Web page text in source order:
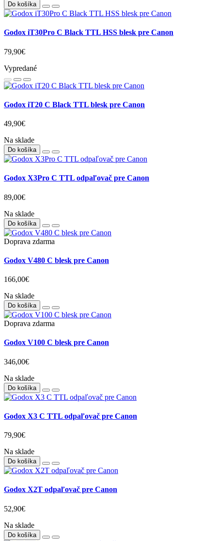
Do košíka
Godox iT30Pro C Black TTL HSS blesk pre Canon
79,90€
Vypredané
Godox iT20 C Black TTL blesk pre Canon
49,90€
Na sklade
Do košíka
Godox X3Pro C TTL odpaľovač pre Canon
89,00€
Na sklade
Do košíka
Doprava zdarma
Godox V480 C blesk pre Canon
166,00€
Na sklade
Do košíka
Doprava zdarma
Godox V100 C blesk pre Canon
346,00€
Na sklade
Do košíka
Godox X3 C TTL odpaľovač pre Canon
79,90€
Na sklade
Do košíka
Godox X2T odpaľovač pre Canon
52,90€
Na sklade
Do košíka